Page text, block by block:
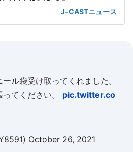
J-CASTニュース
ル袋受け取ってくれました。
てください。 pic.twitter.co
October 26, 2021